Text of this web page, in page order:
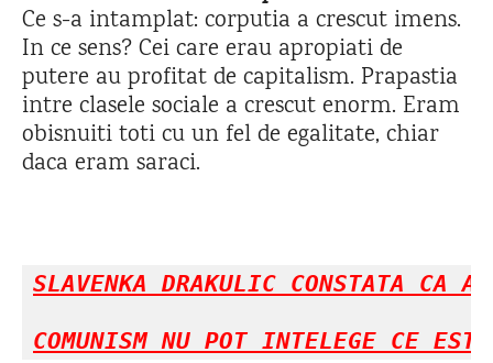
Ce s-a intamplat: corputia a crescut imens.
In ce sens? Cei care erau apropiati de
putere au profitat de capitalism. Prapastia
intre clasele sociale a crescut enorm. Eram
obisnuiti toti cu un fel de egalitate, chiar
daca eram saraci.
SLAVENKA DRAKULIC CONSTATA CA
COMUNISM NU POT INTELEGE CE